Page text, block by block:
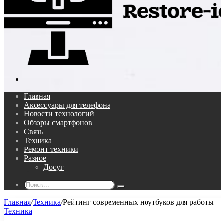
Главная
Аксессуары для телефона
Новости технологий
Обзоры смартфонов
Связь
Техника
Ремонт техники
Разное
Досуг
Поиск...
Главная/Техника/Рейтинг современных ноутбуков для работы
Техника